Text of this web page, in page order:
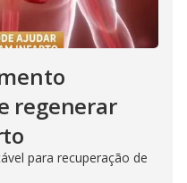
regenerar
para recuperação de